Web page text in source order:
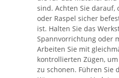
sind. Achten Sie darauf,
oder Raspel sicher
ist. Halten Sie das
Spannvorrichtung oder
Arbeiten Sie mit
kontrollierten Zügen,
zu schonen. Führen Sie